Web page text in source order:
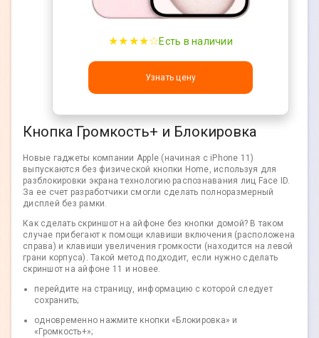
★★★★☆Есть в наличии
Узнать цену
Кнопка Громкость+ и Блокировка
Новые гаджеты компании Apple (начиная с iPhone 11)
выпускаются без физической кнопки Home, используя для
разблокировки экрана технологию распознавания лиц Face ID.
За ее счет разработчики смогли сделать полноразмерный
дисплей без рамки.
Как сделать скриншот на айфоне без кнопки домой? В таком
случае прибегают к помощи клавиши включения (расположена
справа) и клавиши увеличения громкости (находится на левой
грани корпуса). Такой метод подходит, если нужно сделать
скриншот на айфоне 11 и новее.
перейдите на страницу, информацию с которой следует
сохранить;
одновременно нажмите кнопки «Блокировка» и
«Громкость+»;